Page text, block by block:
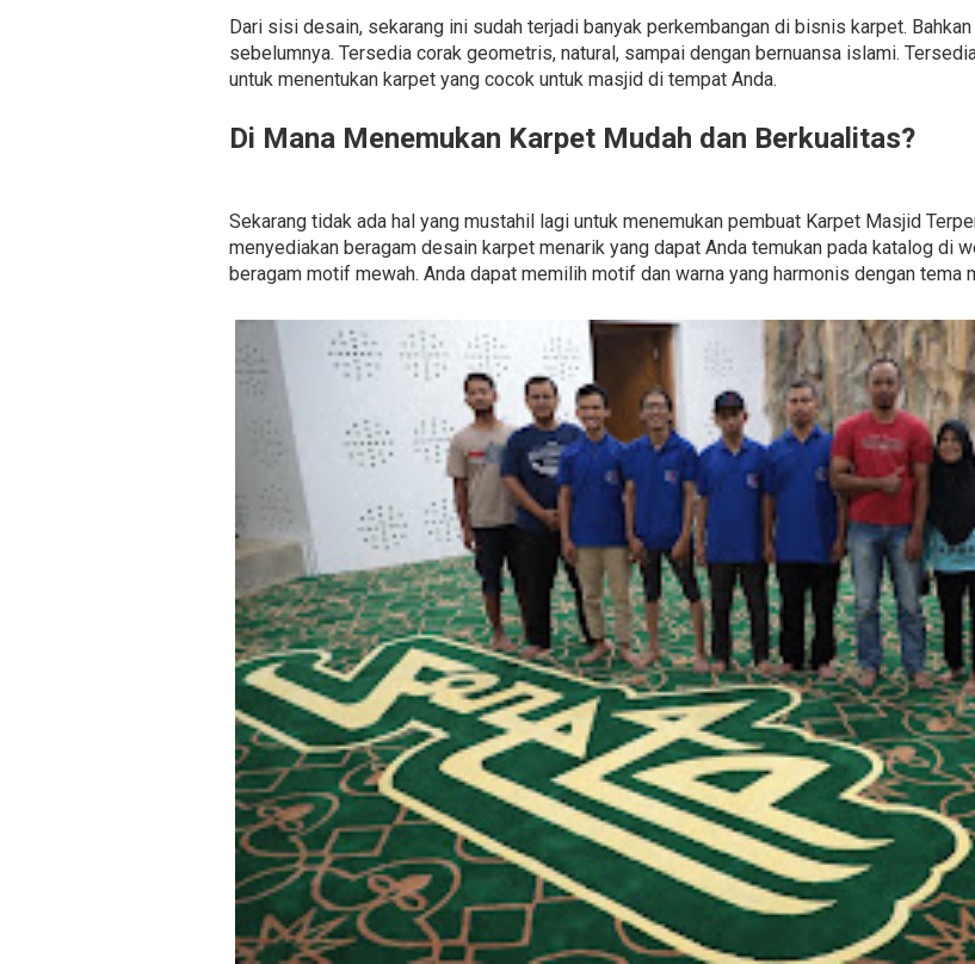
Dari sisi desain, sekarang ini sudah terjadi banyak perkembangan di bisnis karpet.
sebelumnya. Tersedia corak geometris, natural, sampai dengan bernuansa islami.
untuk menentukan karpet yang cocok untuk masjid di tempat Anda.
Di Mana Menemukan Karpet Mudah dan Berkualitas?
Sekarang tidak ada hal yang mustahil lagi untuk menemukan pembuat Karpet Masjid
menyediakan beragam desain karpet menarik yang dapat Anda temukan pada katalog di
beragam motif mewah. Anda dapat memilih motif dan warna yang harmonis dengan tema